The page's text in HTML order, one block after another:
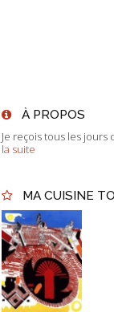
À PROPOS
Je reçois tous les jours
la suite
MA CUISINE